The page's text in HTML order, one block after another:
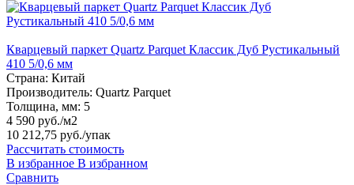
Кварцевый паркет Quartz Parquet Классик Дуб Рустикальный
410 5/0,6 мм
Страна: Китай
Производитель: Quartz Parquet
Толщина, мм: 5
4 590 руб./м2
10 212,75 руб./упак
Рассчитать стоимость
В избранное В избранном
Сравнить